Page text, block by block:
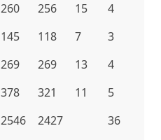
260 256 15
4
145 118 7
3
269 269 13
4
378 321 11
5
2546 2427
36